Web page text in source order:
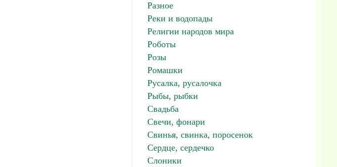
Разное
Реки и водопады
Религии народов мира
Роботы
Розы
Ромашки
Русалка, русалочка
Рыбы, рыбки
Свадьба
Свечи, фонари
Свинья, свинка, поросенок
Сердце, сердечко
Слоники